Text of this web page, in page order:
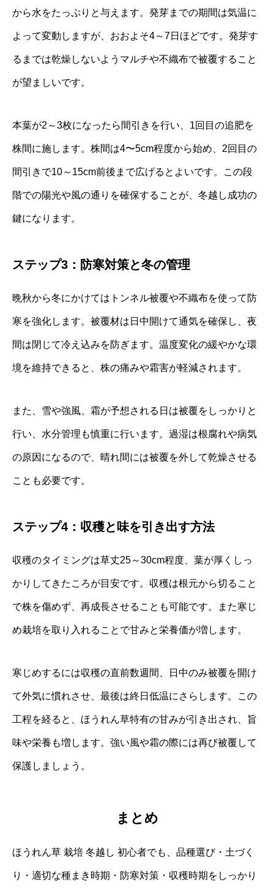
から水をたっぷりと与えます。発芽までの期間は気温に
よって変動しますが、おおよそ4～7日ほどです。発芽す
るまでは乾燥しないようマルチや不織布で被覆すること
が望ましいです。
本葉が2～3枚になったら間引きを行い、1回目の追肥を
株間に施します。株間は4〜5cm程度から始め、2回目の
間引きで10～15cm前後まで広げるとよいです。この段
階での陽光や風の通りを確保することが、冬越し成功の
鍵になります。
ステップ3：防寒対策と冬の管理
晩秋から冬にかけてはトンネル被覆や不織布を使って防
寒を強化します。被覆材は日中開けて通気を確保し、夜
間は閉じて冷え込みを防ぎます。温度変化の緩やかな環
境を維持できると、株の痛みや霜害が軽減されます。
また、雪や強風、霜が予想される日は被覆をしっかりと
行い、水分管理も慎重に行います。過湿は根腐れや病気
の原因になるので、晴れ間には被覆を外して乾燥させる
ことも必要です。
ステップ4：収穫と味を引き出す方法
収穫のタイミングは草丈25～30cm程度、葉が厚くしっ
かりしてきたころが目安です。収穫は根元から切ること
で株を傷めず、再成長させることも可能です。また寒じ
め栽培を取り入れることで甘みと栄養価が増します。
寒じめするには収穫の直前数週間、日中のみ被覆を開け
て外気に慣れさせ、最後は終日低温にさらします。この
工程を経ると、ほうれん草特有の甘みが引き出され、旨
味や栄養も増します。強い風や霜の際には再び被覆して
保護しましょう。
まとめ
ほうれん草 栽培 冬越し 初心者でも、品種選び・土づく
り・適切な種まき時期・防寒対策・収穫時期をしっかり